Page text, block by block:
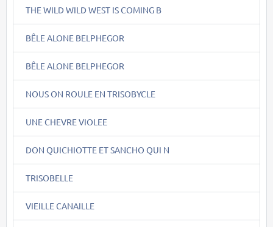
THE WILD WILD WEST IS COMING B
BÊLE ALONE BELPHEGOR
BÊLE ALONE BELPHEGOR
NOUS ON ROULE EN TRISOBYCLE
UNE CHEVRE VIOLEE
DON QUICHIOTTE ET SANCHO QUI N
TRISOBELLE
VIEILLE CANAILLE